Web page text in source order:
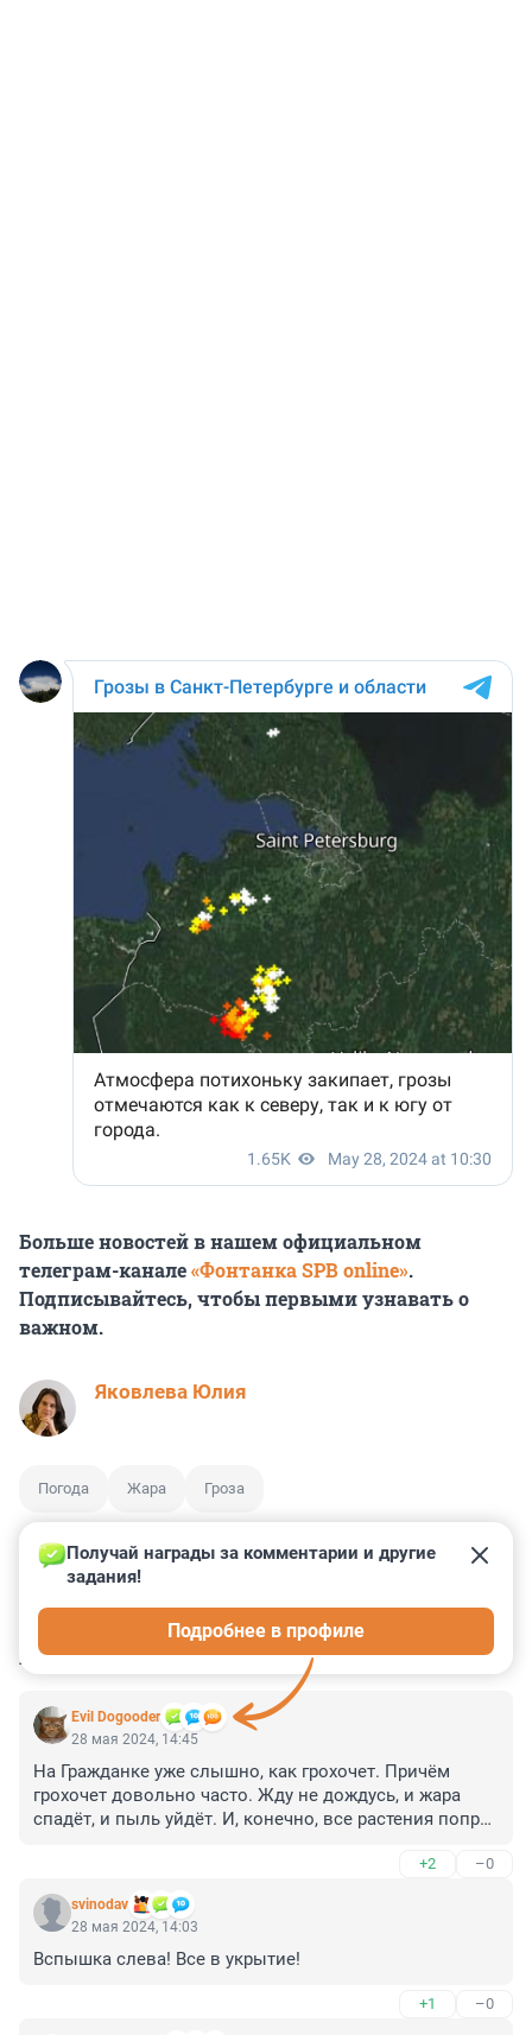
Больше новостей в нашем официальном
телеграм-канале«Фонтанка SPB online».
Подписывайтесь, чтобы первыми узнавать о
важном.
Яковлева Юлия
Погода Жара Гроза
КОММЕНТАРИИ 9
Evil Dogooder
Получай награды за комментарии и другие
задания!
Подробнее в профиле
28 мая 2024, 14:45
На Гражданке уже слышно, как грохочет. Причём
грохочет довольно часто. Жду не дождусь, и жара
спадёт, и пыль уйдёт. И, конечно, все растения попрут
+2 –0
svinodav
28 мая 2024, 14:03
Вспышка слева! Все в укрытие!
+1 –0